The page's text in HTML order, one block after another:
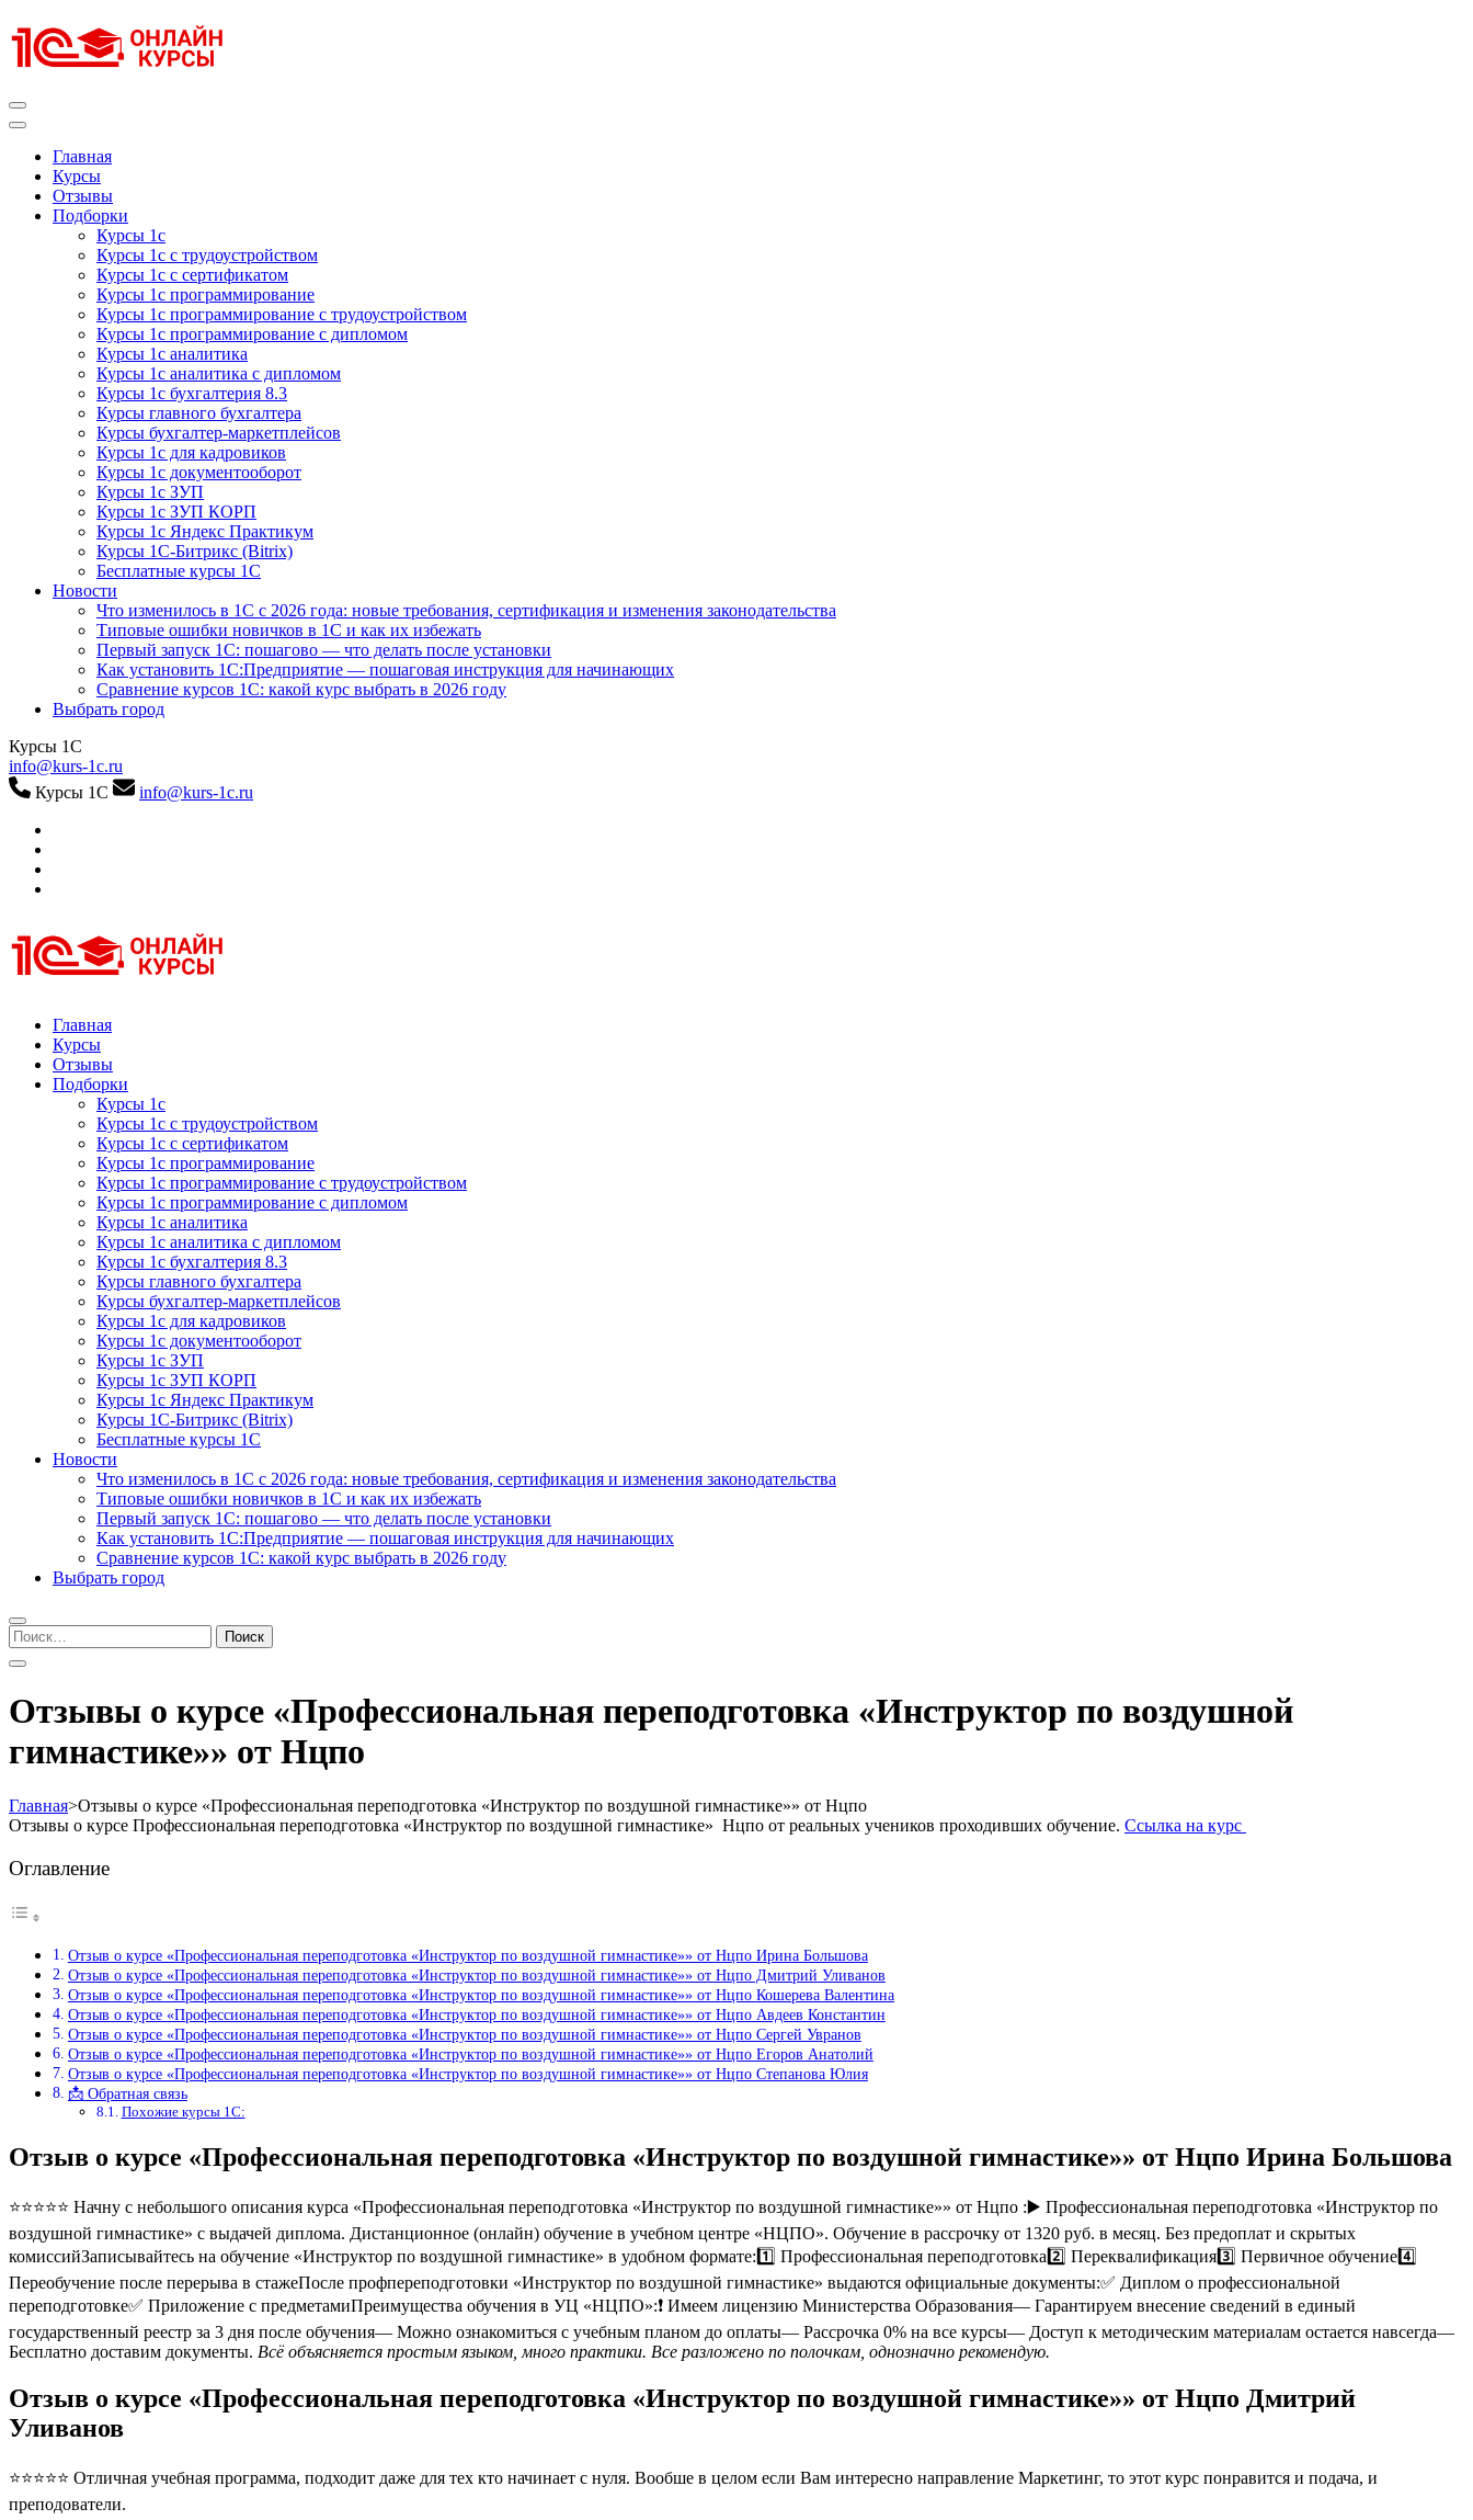
к
содержимому
Главная
Курсы
Отзывы
Подборки
Курсы 1с
Курсы 1с с трудоустройством
Курсы 1с с сертификатом
Курсы 1с программирование
Курсы 1с программирование с трудоустройством
Курсы 1с программирование с дипломом
Курсы 1с аналитика
Курсы 1с аналитика с дипломом
Курсы 1с бухгалтерия 8.3
Курсы главного бухгалтера
Курсы бухгалтер-маркетплейсов
Курсы 1с для кадровиков
Курсы 1с документооборот
Курсы 1с ЗУП
Курсы 1с ЗУП КОРП
Курсы 1с Яндекс Практикум
Курсы 1С-Битрикс (Bitrix)
Бесплатные курсы 1С
Новости
Что изменилось в 1С с 2026 года: новые требования, сертификация и изменения законодательства
Типовые ошибки новичков в 1С и как их избежать
Первый запуск 1С: пошагово — что делать после установки
Как установить 1С:Предприятие — пошаговая инструкция для начинающих
Сравнение курсов 1С: какой курс выбрать в 2026 году
Выбрать город
Курсы 1С
info@kurs-1c.ru
Курсы 1С
info@kurs-1c.ru
Курсы 1С
Курсы 1С официальная сертификация
Главная
Курсы
Отзывы
Подборки
Курсы 1с
Курсы 1с с трудоустройством
Курсы 1с с сертификатом
Курсы 1с программирование
Курсы 1с программирование с трудоустройством
Курсы 1с программирование с дипломом
Курсы 1с аналитика
Курсы 1с аналитика с дипломом
Курсы 1с бухгалтерия 8.3
Курсы главного бухгалтера
Курсы бухгалтер-маркетплейсов
Курсы 1с для кадровиков
Курсы 1с документооборот
Курсы 1с ЗУП
Курсы 1с ЗУП КОРП
Курсы 1с Яндекс Практикум
Курсы 1С-Битрикс (Bitrix)
Бесплатные курсы 1С
Новости
Что изменилось в 1С с 2026 года: новые требования, сертификация и изменения законодательства
Типовые ошибки новичков в 1С и как их избежать
Первый запуск 1С: пошагово — что делать после установки
Как установить 1С:Предприятие — пошаговая инструкция для начинающих
Сравнение курсов 1С: какой курс выбрать в 2026 году
Выбрать город
Найти:
Отзывы о курсе «Профессиональная переподготовка «Инструктор по воздушной
гимнастике»» от Нцпо
Главная>Отзывы о курсе «Профессиональная переподготовка «Инструктор по воздушной гимнастике»» от Нцпо
Отзывы о курсе Профессиональная переподготовка «Инструктор по воздушной гимнастике» Нцпо от реальных учеников проходивших обучение. Ссылка на курс
Оглавление
Отзыв о курсе «Профессиональная переподготовка «Инструктор по воздушной гимнастике»» от Нцпо Ирина Большова
Отзыв о курсе «Профессиональная переподготовка «Инструктор по воздушной гимнастике»» от Нцпо Дмитрий Уливанов
Отзыв о курсе «Профессиональная переподготовка «Инструктор по воздушной гимнастике»» от Нцпо Кошерева Валентина
Отзыв о курсе «Профессиональная переподготовка «Инструктор по воздушной гимнастике»» от Нцпо Авдеев Константин
Отзыв о курсе «Профессиональная переподготовка «Инструктор по воздушной гимнастике»» от Нцпо Сергей Увранов
Отзыв о курсе «Профессиональная переподготовка «Инструктор по воздушной гимнастике»» от Нцпо Егоров Анатолий
Отзыв о курсе «Профессиональная переподготовка «Инструктор по воздушной гимнастике»» от Нцпо Степанова Юлия
📩 Обратная связь
Похожие курсы 1С:
Отзыв о курсе «Профессиональная переподготовка «Инструктор по воздушной гимнастике»» от Нцпо Ирина Большова
⭐⭐⭐⭐⭐ Начну с небольшого описания курса «Профессиональная переподготовка «Инструктор по воздушной гимнастике»» от Нцпо :▶️ Профессиональная переподготовка «Инструктор по
воздушной гимнастике» с выдачей диплома. Дистанционное (онлайн) обучение в учебном центре «НЦПО». Обучение в рассрочку от 1320 руб. в месяц. Без предоплат и скрытых
комиссийЗаписывайтесь на обучение «Инструктор по воздушной гимнастике» в удобном формате:1️⃣ Профессиональная переподготовка2️⃣ Переквалификация3️⃣ Первичное обучение4️⃣
Переобучение после перерыва в стажеПосле профпереподготовки «Инструктор по воздушной гимнастике» выдаются официальные документы:✅ Диплом о профессиональной
переподготовке✅ Приложение с предметамиПреимущества обучения в УЦ «НЦПО»:❗️ Имеем лицензию Министерства Образования— Гарантируем внесение сведений в единый
государственный реестр за 3 дня после обучения— Можно ознакомиться с учебным планом до оплаты— Рассрочка 0% на все курсы— Доступ к методическим материалам остается навсегда—
Бесплатно доставим документы. Всё объясняется простым языком, много практики. Все разложено по полочкам, однозначно рекомендую.
Отзыв о курсе «Профессиональная переподготовка «Инструктор по воздушной гимнастике»» от Нцпо Дмитрий
Уливанов
⭐⭐⭐⭐⭐ Отличная учебная программа, подходит даже для тех кто начинает с нуля. Вообше в целом если Вам интересно направление Маркетинг, то этот курс понравится и подача, и
преподователи.